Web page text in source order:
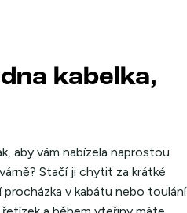
kabelka,
aby vám nabízela naprostou
Stačí ji chytit za krátké
procházka v kabátu nebo toulání